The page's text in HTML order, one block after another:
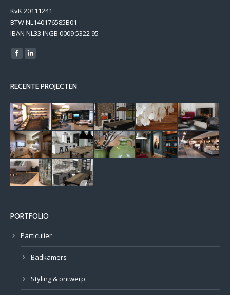
KvK 20111241
BTW NL140176585B01
IBAN NL33 INGB 0009 5322 95
Find us on:
RECENTE PROJECTEN
PORTFOLIO
Particulier
Badkamers
Styling & ontwerp